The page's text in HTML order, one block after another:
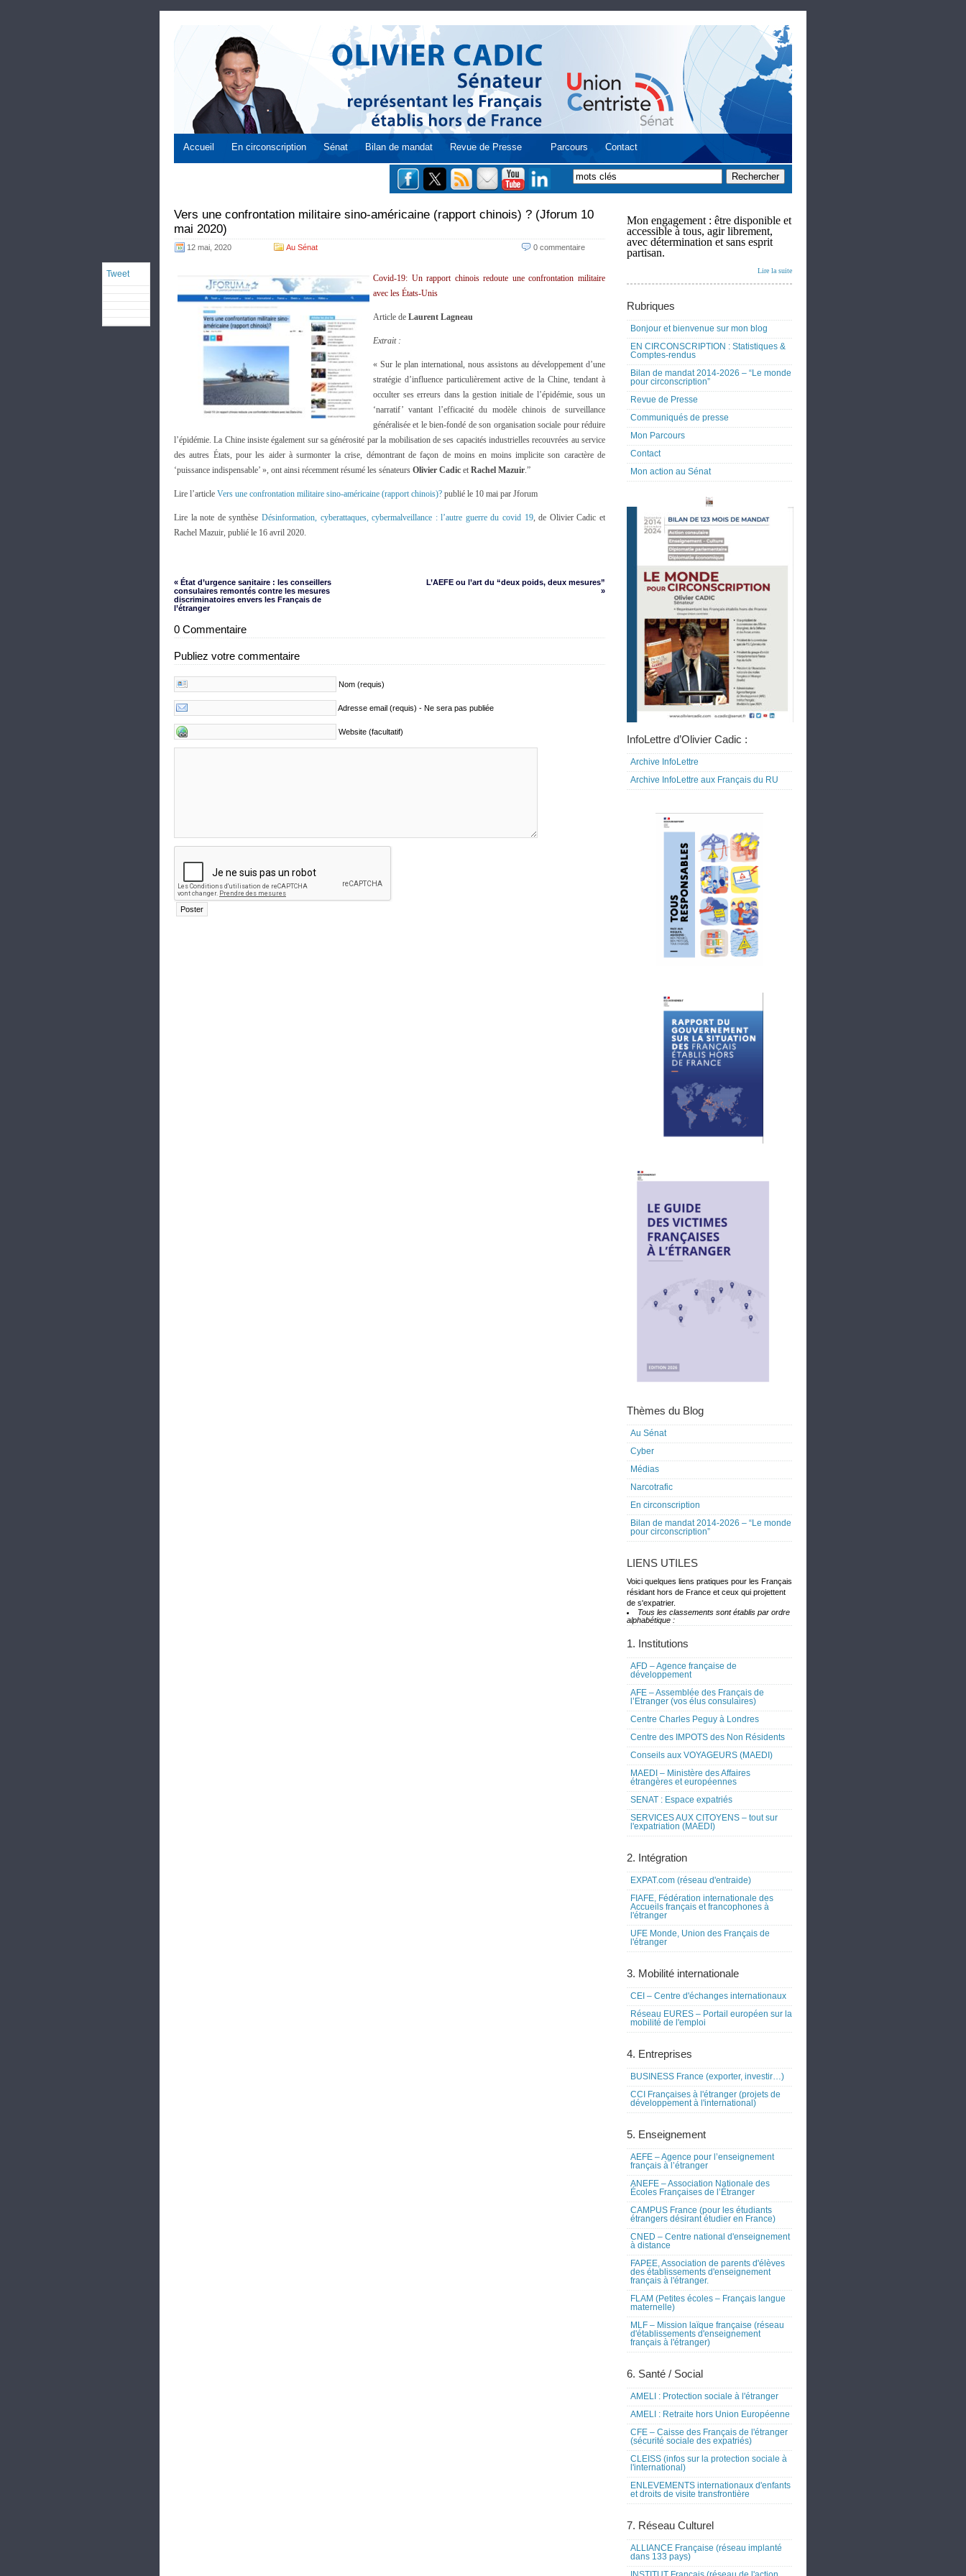
Accueil En circonscription Sénat Bilan de mandat Revue de Presse Parcours Contact
Vers une confrontation militaire sino-américaine (rapport chinois) ? (Jforum 10
mai 2020)
12 mai, 2020 Au Sénat 0 commentaire
Tweet
Covid-19: Un rapport chinois redoute une confrontation militaire
avec les États-Unis
Article de Laurent Lagneau
Extrait :
« Sur le plan international, nous assistons au développement d’une
stratégie d’influence particulièrement active de la Chine, tendant à
occulter ses erreurs dans la gestion initiale de l’épidémie, sous un
‘narratif’ vantant l’efficacité du modèle chinois de surveillance
généralisée et le bien-fondé de son organisation sociale pour réduire
l’épidémie. La Chine insiste également sur sa générosité par la mobilisation de ses capacités industrielles recouvrées au service
des autres États, pour les aider à surmonter la crise, démontrant de façon de moins en moins implicite son caractère de
‘puissance indispensable’ », ont ainsi récemment résumé les sénateurs Olivier Cadic et Rachel Mazuir.”
Lire l’article Vers une confrontation militaire sino-américaine (rapport chinois)? publié le 10 mai par Jforum
Lire la note de synthèse Désinformation, cyberattaques, cybermalveillance : l’autre guerre du covid 19, de Olivier Cadic et
Rachel Mazuir, publié le 16 avril 2020.
« État d’urgence sanitaire : les conseillers
consulaires remontés contre les mesures
discriminatoires envers les Français de
l’étranger
L’AEFE ou l’art du “deux poids, deux mesures”
»
0 Commentaire
Publiez votre commentaire
Nom (requis)
Adresse email (requis) - Ne sera pas publiée
Website (facultatif)
Mon engagement : être disponible et
accessible à tous, agir librement,
avec détermination et sans esprit
partisan.
Lire la suite
Rubriques
Bonjour et bienvenue sur mon blog
EN CIRCONSCRIPTION : Statistiques &
Comptes-rendus
Bilan de mandat 2014-2026 – “Le monde
pour circonscription”
Revue de Presse
Communiqués de presse
Mon Parcours
Contact
Mon action au Sénat
InfoLettre d’Olivier Cadic :
Archive InfoLettre
Archive InfoLettre aux Français du RU
Thèmes du Blog
Au Sénat
Cyber
Médias
Narcotrafic
En circonscription
Bilan de mandat 2014-2026 – “Le monde
pour circonscription”
LIENS UTILES
Voici quelques liens pratiques pour les Français
résidant hors de France et ceux qui projettent
de s'expatrier.
Tous les classements sont établis par ordre
alphabétique :
1. Institutions
AFD – Agence française de
développement
AFE – Assemblée des Français de
l’Etranger (vos élus consulaires)
Centre Charles Peguy à Londres
Centre des IMPOTS des Non Résidents
Conseils aux VOYAGEURS (MAEDI)
MAEDI – Ministère des Affaires
étrangères et européennes
SENAT : Espace expatriés
SERVICES AUX CITOYENS – tout sur
l'expatriation (MAEDI)
2. Intégration
EXPAT.com (réseau d'entraide)
FIAFE, Fédération internationale des
Accueils français et francophones à
l'étranger
UFE Monde, Union des Français de
l'étranger
3. Mobilité internationale
CEI – Centre d'échanges internationaux
Réseau EURES – Portail européen sur la
mobilité de l'emploi
4. Entreprises
BUSINESS France (exporter, investir…)
CCI Françaises à l'étranger (projets de
développement à l'international)
5. Enseignement
AEFE – Agence pour l’enseignement
français à l’étranger
ANEFE – Association Nationale des
Écoles Françaises de l’Étranger
CAMPUS France (pour les étudiants
étrangers désirant étudier en France)
CNED – Centre national d'enseignement
à distance
FAPEE, Association de parents d'élèves
des établissements d'enseignement
français à l'étranger.
FLAM (Petites écoles – Français langue
maternelle)
MLF – Mission laïque française (réseau
d'établissements d'enseignement
français à l'étranger)
6. Santé / Social
AMELI : Protection sociale à l'étranger
AMELI : Retraite hors Union Européenne
CFE – Caisse des Français de l'étranger
(sécurité sociale des expatriés)
CLEISS (infos sur la protection sociale à
l'international)
ENLEVEMENTS internationaux d'enfants
et droits de visite transfrontière
7. Réseau Culturel
ALLIANCE Française (réseau implanté
dans 133 pays)